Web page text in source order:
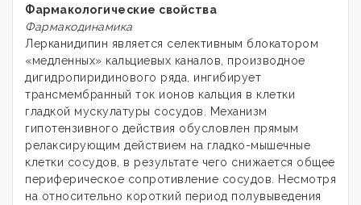
Фармакологические свойства
Фармакодинамика
Лерканидипин является селективным блокатором
«медленных» кальциевых каналов, производное
дигидропиридинового ряда, ингибирует
трансмембранный ток ионов кальция в клетки
гладкой мускулатуры сосудов. Механизм
гипотензивного действия обусловлен прямым
релаксирующим действием на гладко-мышечные
клетки сосудов, в результате чего снижается общее
периферическое сопротивление сосудов. Несмотря
на относительно короткий период полувыведения